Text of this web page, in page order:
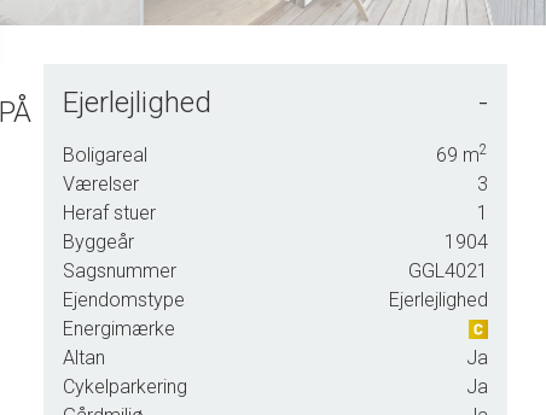
Ejerlejlighed -
Boligareal 69 m2
Værelser
3
Heraf stuer
1
Byggeår
1904
Sagsnummer
GGL4021
Ejendomstype
Ejerlejlighed
Energimærke
Altan
Ja
Cykelparkering
Ja